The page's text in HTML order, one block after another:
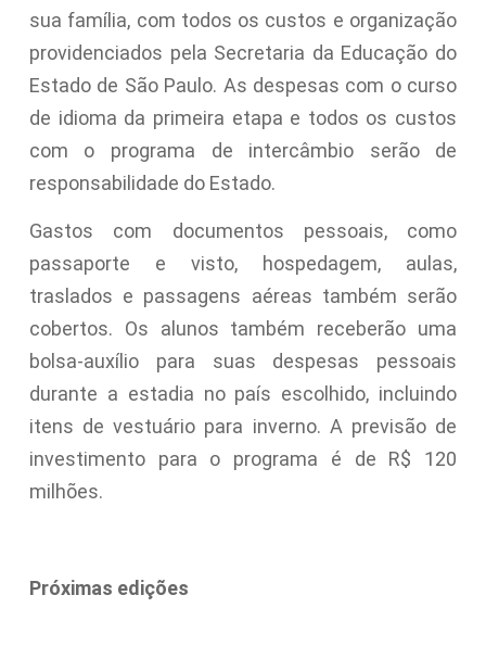
sua família, com todos os custos e organização
providenciados pela Secretaria da Educação do
Estado de São Paulo. As despesas com o curso
de idioma da primeira etapa e todos os custos
com o programa de intercâmbio serão de
responsabilidade do Estado.
Gastos com documentos pessoais, como
passaporte e visto, hospedagem, aulas,
traslados e passagens aéreas também serão
cobertos. Os alunos também receberão uma
bolsa-auxílio para suas despesas pessoais
durante a estadia no país escolhido, incluindo
itens de vestuário para inverno. A previsão de
investimento para o programa é de R$ 120
milhões.
Próximas edições